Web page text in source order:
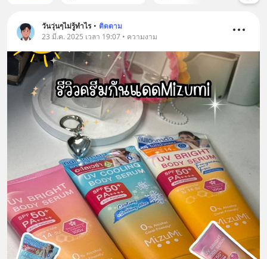
วันวุ่นๆไม่รู้ทำไร • ติดตาม
23 มี.ค. 2025 เวลา 19:07 • ความงาม